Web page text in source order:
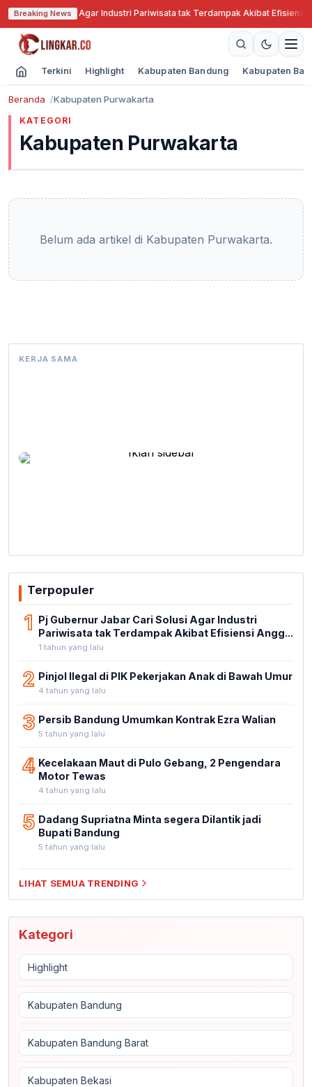
Breaking News
Cari Solusi Agar Industri Pariwisata tak Terdampak Akibat Efisiensi
Terkini Highlight Kabupaten Bandung Kabupaten
Beranda Kabupaten Purwakarta
KATEGORI
Kabupaten Purwakarta
Belum ada artikel di Kabupaten Purwakarta.
KERJA SAMA
Terpopuler
1 Pj Gubernur Jabar Cari Solusi Agar Industri
Pariwisata tak Terdampak Akibat Efisiensi Angg...
1 tahun yang lalu
2 Pinjol Ilegal di PIK Pekerjakan Anak di Bawah Umur
4 tahun yang lalu
3 Persib Bandung Umumkan Kontrak Ezra Walian
5 tahun yang lalu
4 Kecelakaan Maut di Pulo Gebang, 2 Pengendara
Motor Tewas
4 tahun yang lalu
5 Dadang Supriatna Minta segera Dilantik jadi
Bupati Bandung
5 tahun yang lalu
LIHAT SEMUA TRENDING
Kategori
Highlight
Kabupaten Bandung
Kabupaten Bandung Barat
Kabupaten Bekasi